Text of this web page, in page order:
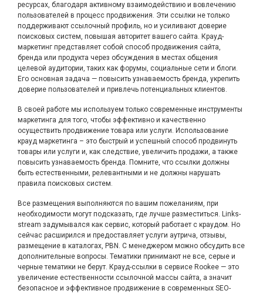
ресурсах, благодаря активному взаимодействию и вовлечению
пользователей в процесс продвижения. Эти ссылки не только
поддерживают ссылочный профиль, но и усиливают доверие
поисковых систем, повышая авторитет вашего сайта. Крауд-
маркетинг представляет собой способ продвижения сайта,
бренда или продукта через обсуждения в местах общения
целевой аудитории, таких как форумы, социальные сети и блоги.
Его основная задача — повысить узнаваемость бренда, укрепить
доверие пользователей и привлечь потенциальных клиентов.
В своей работе мы используем только современные инструменты
маркетинга для того, чтобы эффективно и качественно
осуществить продвижение товара или услуги. Использование
крауд маркетинга – это быстрый и успешный способ продвинуть
товары или услуги и, как следствие, увеличить продажи, а также
повысить узнаваемость бренда. Помните, что ссылки должны
быть естественными, релевантными и не должны нарушать
правила поисковых систем.
Все размещения выполняются по вашим пожеланиям, при
необходимости могут подсказать, где лучше разместиться. Links-
stream задумывался как сервис, который работает с краудом. Но
сейчас расширился и предоставляет услуги аутрича, отзывы,
размещение в каталогах, PBN. С менеджером можно обсудить все
дополнительные вопросы. Тематики принимают не все, серые и
черные тематики не берут. Крауд-ссылки в сервисе Rookee — это
увеличение естественности ссылочной массы сайта, а значит
безопасное и эффективное продвижение в современных SEO-